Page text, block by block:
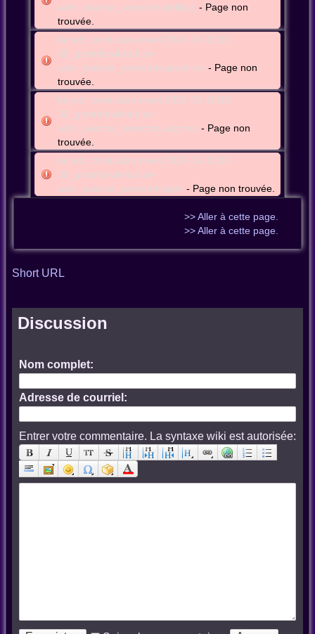
adm_seance_conscmn:delibprj - Page non
trouvée.
be:wbr:cmntubize:meet:2024-06-10t19-
30_gcmnbewbrtubize-
adm_seance_conscmn:apostilles - Page non
trouvée.
be:wbr:cmntubize:meet:2024-06-10t19-
30_gcmnbewbrtubize-
adm_seance_conscmn:argmap - Page non
trouvée.
be:wbr:cmntubize:meet:2024-06-10t19-
30_gcmnbewbrtubize-
adm_seance_conscmn:bpm - Page non trouvée.
>> Aller à cette page.
>> Aller à cette page.
Short URL
Discussion
Nom complet:
Adresse de courriel:
Entrer votre commentaire. La syntaxe wiki est autorisée: